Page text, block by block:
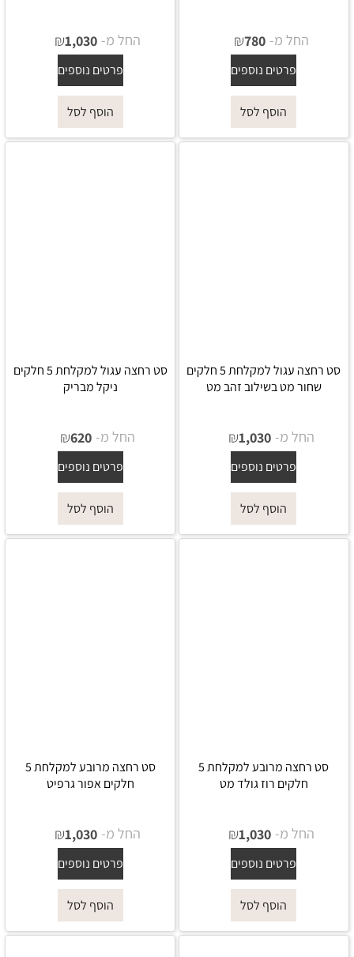
החל מ- ₪780
פרטים נוספים
הוסף לסל
החל מ- ₪1,030
פרטים נוספים
הוסף לסל
סט רחצה עגול למקלחת 5 חלקים
שחור מט בשילוב זהב מט
החל מ- ₪1,030
פרטים נוספים
הוסף לסל
סט רחצה עגול למקלחת 5 חלקים
ניקל מבריק
החל מ- ₪620
פרטים נוספים
הוסף לסל
סט רחצה מרובע למקלחת 5
חלקים רוז גולד מט
החל מ- ₪1,030
פרטים נוספים
הוסף לסל
סט רחצה מרובע למקלחת 5
חלקים אפור גרפיט
החל מ- ₪1,030
פרטים נוספים
הוסף לסל